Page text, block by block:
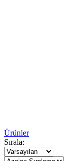
Ürünler
Sırala: